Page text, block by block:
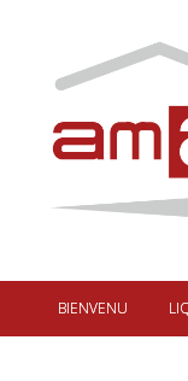
BIENVENU